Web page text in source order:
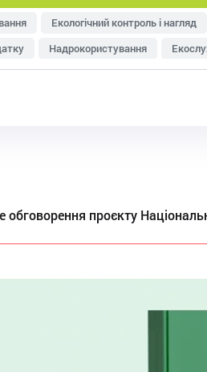
Екологічний контроль і нагляд
Надрокористування
Управління відходами
проєкту